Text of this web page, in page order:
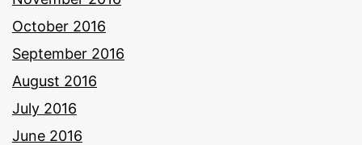
October 2016
September 2016
August 2016
July 2016
June 2016